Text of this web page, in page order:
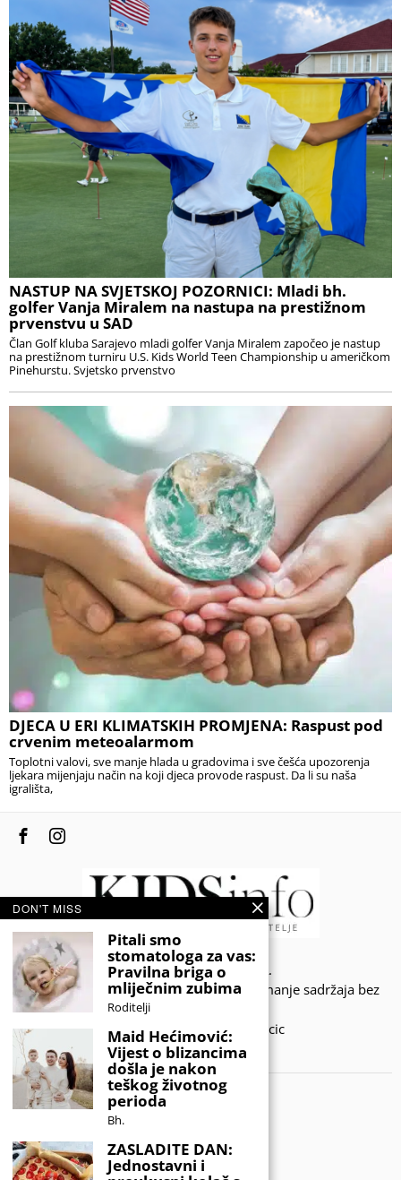
NASTUP NA SVJETSKOJ POZORNICI: Mladi bh.
golfer Vanja Miralem na nastupa na prestižnom
prvenstvu u SAD
Član Golf kluba Sarajevo mladi golfer Vanja Miralem započeo je nastup
na prestižnom turniru U.S. Kids World Teen Championship u američkom
Pinehurstu. Svjetsko prvenstvo
DJECA U ERI KLIMATSKIH PROMJENA: Raspust pod
crvenim meteoalarmom
Toplotni valovi, sve manje hlada u gradovima i sve češća upozorenja
ljekara mijenjaju način na koji djeca provode raspust. Da li su naša
igrališta,
© 2020 - KIDSINFO.BA.
Sva prava zadržana. Zabranjeno preuzimanje sadržaja bez
dozvole izdavača.
Developed by Amar SIjercic
IZAŠAO JE NOVI MAGAZIN!
DON'T MISS
Pitali smo
stomatologa za vas:
Pravilna briga o
mliječnim zubima
Roditelji
Maid Hećimović:
Vijest o blizancima
došla je nakon
teškog životnog
perioda
Bh.
ZASLADITE DAN:
Jednostavni i